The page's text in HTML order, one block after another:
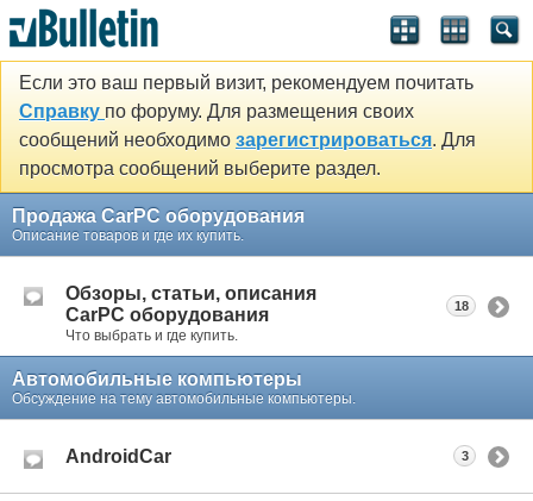
Если это ваш первый визит, рекомендуем почитать
Справку по форуму. Для размещения своих
сообщений необходимо зарегистрироваться. Для
просмотра сообщений выберите раздел.
Продажа CarPC оборудования
Описание товаров и где их купить.
Обзоры, статьи, описания
CarPC оборудования
Что выбрать и где купить.
18
Автомобильные компьютеры
Обсуждение на тему автомобильные компьютеры.
AndroidCar 3